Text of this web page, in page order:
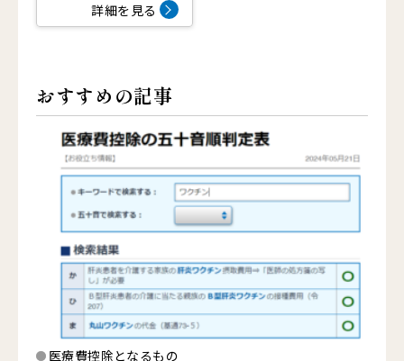
詳細を見る
おすすめの記事
医療費控除となるもの